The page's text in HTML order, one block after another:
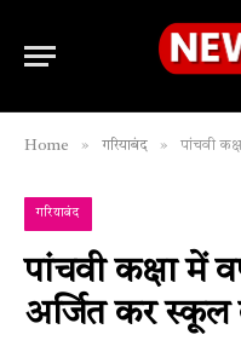
Home » गरियाबंद » पांचवी कक्षा
गरियाबंद
पांचवी कक्षा में
अर्जित कर स्कूल